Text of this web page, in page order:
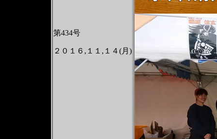
第434号
２０１６,１１,１４(月)